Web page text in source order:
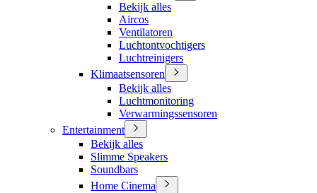
Bekijk alles
Aircos
Ventilatoren
Luchtontvochtigers
Luchtreinigers
Klimaatsensoren
Bekijk alles
Luchtmonitoring
Verwarmingssensoren
Entertainment
Bekijk alles
Slimme Speakers
Soundbars
Home Cinema